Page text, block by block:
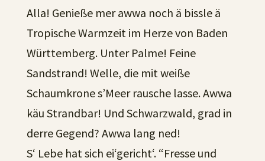
Alla! Genieße mer awwa noch ä bissle ä
Tropische Warmzeit im Herze von Baden
Württemberg. Unter Palme! Feine
Sandstrand! Welle, die mit weiße
Schaumkrone s’Meer rausche lasse. Awwa
käu Strandbar! Und Schwarzwald, grad in
derre Gegend? Awwa lang ned!
S‘ Lebe hat sich ei‘gericht‘. “Fresse und